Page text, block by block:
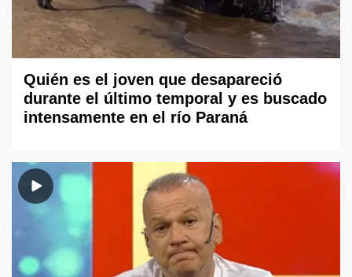
Quién es el joven que desapareció
durante el último temporal y es buscado
intensamente en el río Paraná